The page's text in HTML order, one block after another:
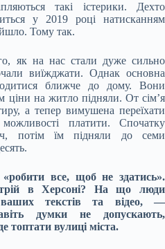
такі істерики. Дехто
у 2019 році натисканням
Тому так.
як на нас стали дуже сильно
виїжджати. Однак основна
ближче до дому. Вони
на житло підняли. От сім’я
а тепер вимушена переїхати
платити. Спочатку
потім їм підняли до семи
все, щоб не здатись».
в Херсоні? На що люди
текстів та відео, —
думки не допускають,
топтати вулиці міста.